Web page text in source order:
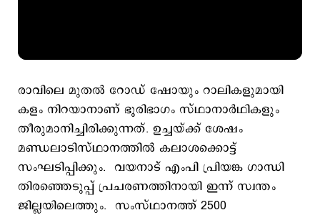
രാവിലെ മുതല്‍ റോഡ് ഷോയും റാലികളുമായി
കളം നിറയാനാണ് ഭൂരിഭാഗം സ്ഥാനാര്‍ഥികളും
തീരുമാനിച്ചിരിക്കുന്നത്. ഉച്ചയ്ക്ക് ശേഷം
മണ്ഡലാടിസ്ഥാനത്തില്‍ കലാശക്കൊട്ട്
സംഘടിപ്പിക്കും. വയനാട് എംപി പ്രിയങ്ക ഗാന്ധി
തിരഞ്ഞെടുപ്പ് പ്രചരണത്തിനായി ഇന്ന് സ്വന്തം
ജില്ലയിലെത്തും. സംസ്ഥാനത്ത് 2500